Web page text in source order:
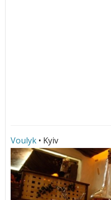
Voulyk • Kyiv